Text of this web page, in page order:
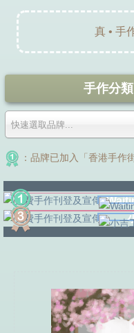
真 • 手
手作分類
快速選取品牌...
：品牌已加入「香港手作